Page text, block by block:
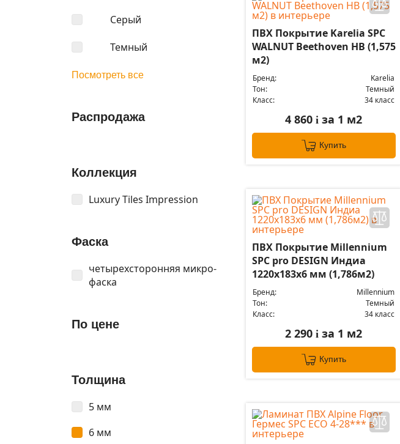
Серый
Темный
Посмотреть все
Распродажа
Коллекция
Luxury Tiles Impression
Фаска
четырехсторонняя микро-
фаска
По цене
Толщина
5 мм
6 мм
ПВХ Покрытие Karelia SPC
WALNUT Beethoven HB (1,575
м2)
Бренд:
Karelia
Тон:
Темный
Класс:
34 класс
4 860i за 1 м2
Купить
ПВХ Покрытие Millennium
SPC pro DESIGN Индиа
1220x183x6 мм (1,786м2)
Бренд:
Millennium
Тон:
Темный
Класс:
34 класс
2 290i за 1 м2
Купить